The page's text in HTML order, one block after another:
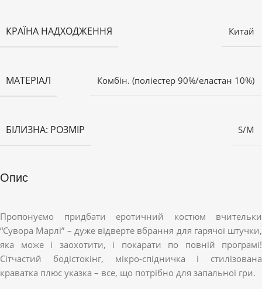
КРАЇНА НАДХОДЖЕННЯ Китай
МАТЕРІАЛ Комбін. (поліестер 90%/еластан 10%)
БІЛИЗНА: РОЗМІР S/M
Опис
Пропонуємо придбати еротичний костюм вчительки
“Сувора Марлі” – дуже відверте вбрання для гарячої штучки,
яка може і заохотити, і покарати по повній програмі!
Сітчастий бодістокінг, мікро-спідничка і стилізована
краватка плюс указка – все, що потрібно для запальної гри.